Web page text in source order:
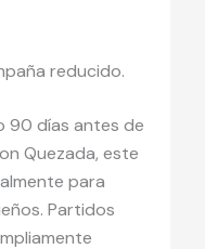
reducido.
90 días antes de
Quezada, este
para
Partidos